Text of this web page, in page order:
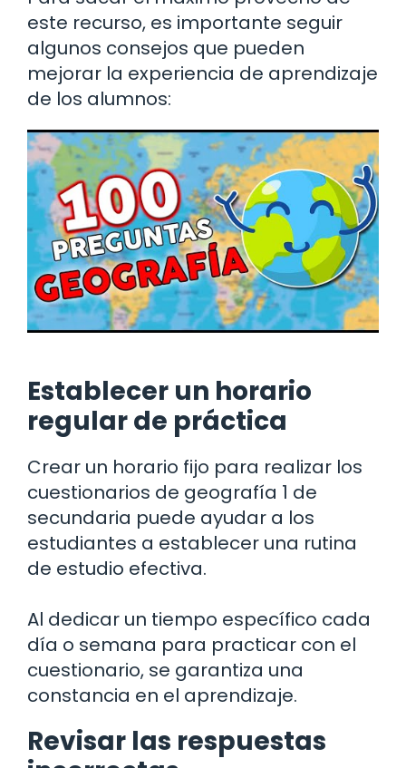
este recurso, es importante seguir
algunos consejos que pueden
mejorar la experiencia de aprendizaje
de los alumnos:
Establecer un horario
regular de práctica
Crear un horario fijo para realizar los
cuestionarios de geografía 1 de
secundaria puede ayudar a los
estudiantes a establecer una rutina
de estudio efectiva.
Al dedicar un tiempo específico cada
día o semana para practicar con el
cuestionario, se garantiza una
constancia en el aprendizaje.
Revisar las respuestas